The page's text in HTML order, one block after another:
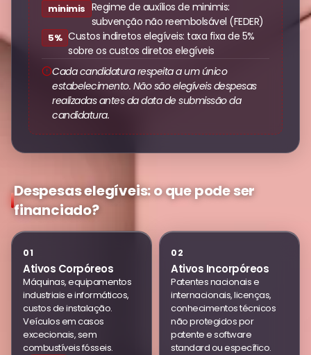
minimis Regime de auxílios de minimis:
subvenção não reembolsável (FEDER)
5% Custos indiretos elegíveis: taxa fixa de 5%
sobre os custos diretos elegíveis
Cada candidatura respeita a um único
estabelecimento. Não são elegíveis despesas
realizadas antes da data de submissão da
candidatura.
Despesas elegíveis: o que pode ser
financiado?
01
Ativos Corpóreos
Máquinas, equipamentos
industriais e informáticos,
custos de instalação.
Veículos em casos
excecionais, sem
combustíveis fósseis.
02
Ativos Incorpóreos
Patentes nacionais e
internacionais, licenças,
conhecimentos técnicos
não protegidos por
patente e software
standard ou específico.